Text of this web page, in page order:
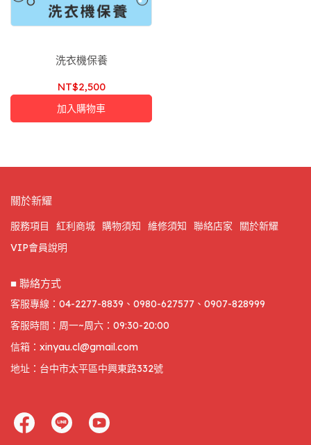
洗衣機保養
NT$2,500
加入購物車
關於新耀
服務項目 紅利商城 購物須知 維修須知 聯絡店家
關於新耀
VIP會員說明
■ 聯絡方式
客服專線：04-2277-8839、0980-627577、0907-828999
客服時間：周一~周六：09:30-20:00
信箱：xinyau.cl@gmail.com
地址：台中市太平區中興東路332號